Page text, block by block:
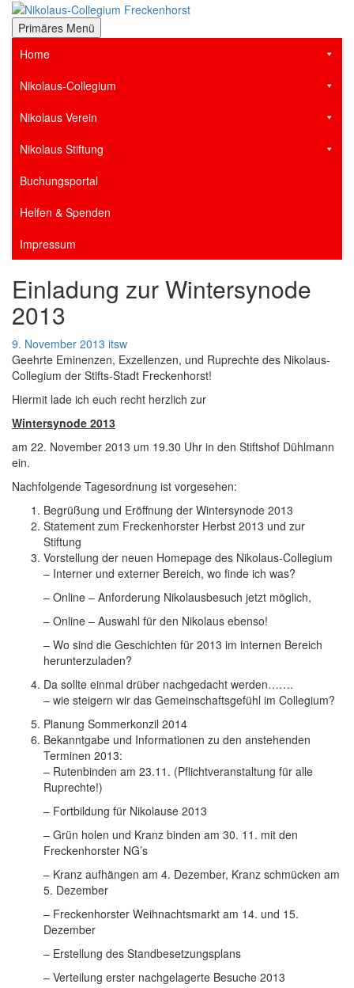
Zum
Inhalt
springen
Nikolaus-Collegium
Freckenhorst
der Stiftsstadt Freckenhorst e.V.
Primäres Menü
Home
Nikolaus-Collegium
Nikolaus Verein
Nikolaus Stiftung
Buchungsportal
Helfen & Spenden
Impressum
Einladung zur Wintersynode
2013
9. November 2013 itsw
Geehrte Eminenzen, Exzellenzen, und Ruprechte des Nikolaus-
Collegium der Stifts-Stadt Freckenhorst!
Hiermit lade ich euch recht herzlich zur
Wintersynode 2013
am 22. November 2013 um 19.30 Uhr in den Stiftshof Dühlmann
ein.
Nachfolgende Tagesordnung ist vorgesehen:
Begrüßung und Eröffnung der Wintersynode 2013
Statement zum Freckenhorster Herbst 2013 und zur
Stiftung
Vorstellung der neuen Homepage des Nikolaus-Collegium
– Interner und externer Bereich, wo finde ich was?
– Online – Anforderung Nikolausbesuch jetzt möglich,
– Online – Auswahl für den Nikolaus ebenso!
– Wo sind die Geschichten für 2013 im internen Bereich
herunterzuladen?
Da sollte einmal drüber nachgedacht werden…….
– wie steigern wir das Gemeinschaftsgefühl im Collegium?
Planung Sommerkonzil 2014
Bekanntgabe und Informationen zu den anstehenden
Terminen 2013:
– Rutenbinden am 23.11. (Pflichtveranstaltung für alle
Ruprechte!)
– Fortbildung für Nikolause 2013
– Grün holen und Kranz binden am 30. 11. mit den
Freckenhorster NG’s
– Kranz aufhängen am 4. Dezember, Kranz schmücken am
5. Dezember
– Freckenhorster Weihnachtsmarkt am 14. und 15.
Dezember
– Erstellung des Standbesetzungsplans
– Verteilung erster nachgelagerte Besuche 2013